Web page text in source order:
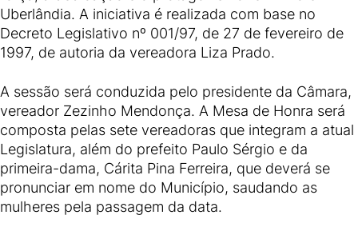
Uberlândia. A iniciativa é realizada com base no
Decreto Legislativo nº 001/97, de 27 de fevereiro de
1997, de autoria da vereadora Liza Prado.
A sessão será conduzida pelo presidente da Câmara,
vereador Zezinho Mendonça. A Mesa de Honra será
composta pelas sete vereadoras que integram a atual
Legislatura, além do prefeito Paulo Sérgio e da
primeira-dama, Cárita Pina Ferreira, que deverá se
pronunciar em nome do Município, saudando as
mulheres pela passagem da data.